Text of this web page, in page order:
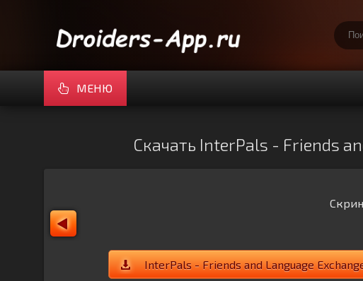
МЕНЮ
Скачать InterPals - Friends
InterPals - Friends and Language